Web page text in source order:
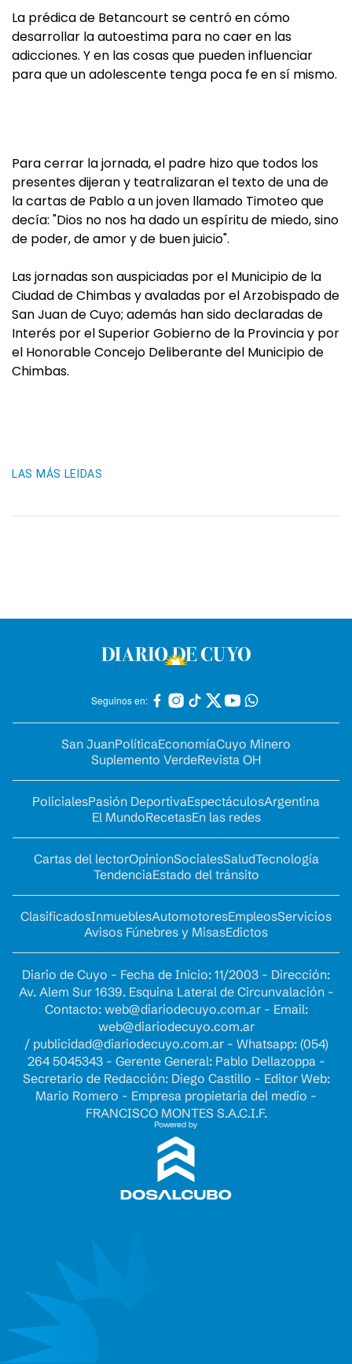
La prédica de Betancourt se centró en cómo
desarrollar la autoestima para no caer en las
adicciones. Y en las cosas que pueden influenciar
para que un adolescente tenga poca fe en sí mismo.
Para cerrar la jornada, el padre hizo que todos los
presentes dijeran y teatralizaran el texto de una de
la cartas de Pablo a un joven llamado Timoteo que
decía: "Dios no nos ha dado un espíritu de miedo, sino
de poder, de amor y de buen juicio".
Las jornadas son auspiciadas por el Municipio de la
Ciudad de Chimbas y avaladas por el Arzobispado de
San Juan de Cuyo; además han sido declaradas de
Interés por el Superior Gobierno de la Provincia y por
el Honorable Concejo Deliberante del Municipio de
Chimbas.
LAS MÁS LEIDAS
Seguinos en:
San JuanPolíticaEconomíaCuyo Minero
Suplemento VerdeRevista OH
PolicialesPasión DeportivaEspectáculosArgentina
El MundoRecetasEn las redes
Cartas del lectorOpinionSocialesSaludTecnología
TendenciaEstado del tránsito
ClasificadosInmueblesAutomotoresEmpleosServicios
Avisos Fúnebres y MisasEdictos
Diario de Cuyo - Fecha de Inicio: 11/2003 - Dirección:
Av. Alem Sur 1639. Esquina Lateral de Circunvalación -
Contacto: web@diariodecuyo.com.ar- Email:
web@diariodecuyo.com.ar
/ publicidad@diariodecuyo.com.ar- Whatsapp: (054)
264 5045343 - Gerente General: Pablo Dellazoppa -
Secretario de Redacción: Diego Castillo - Editor Web:
Mario Romero - Empresa propietaria del medio -
FRANCISCO MONTES S.A.C.I.F.